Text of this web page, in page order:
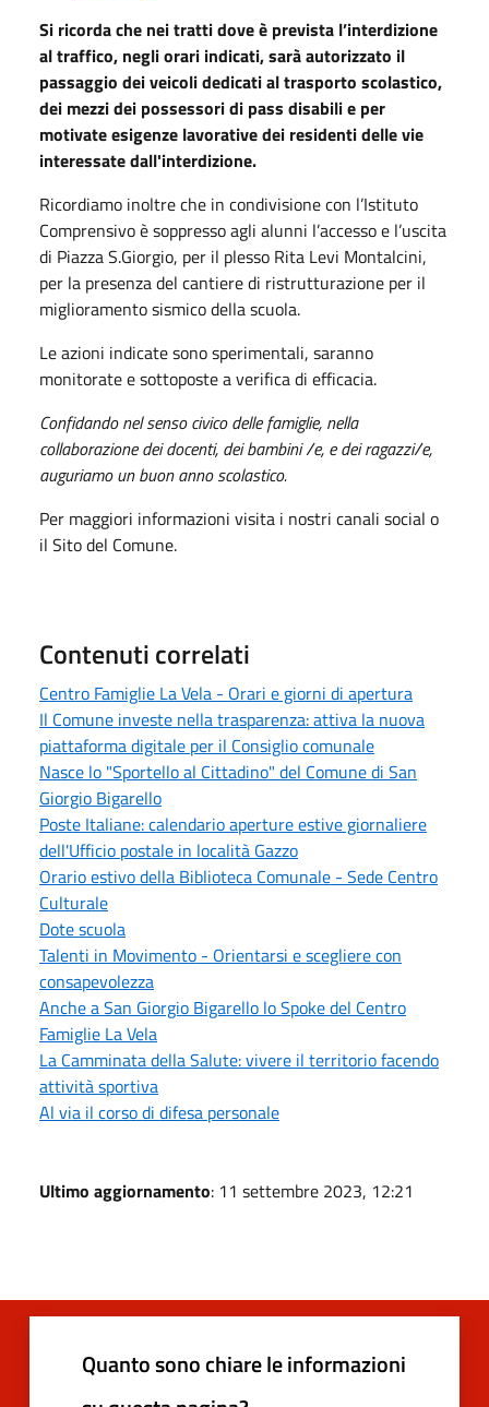
Si ricorda che nei tratti dove è prevista l’interdizione
al traffico, negli orari indicati, sarà autorizzato il
passaggio dei veicoli dedicati al trasporto scolastico,
dei mezzi dei possessori di pass disabili e per
motivate esigenze lavorative dei residenti delle vie
interessate dall'interdizione.
Ricordiamo inoltre che in condivisione con l’Istituto
Comprensivo è soppresso agli alunni l’accesso e l’uscita
di Piazza S.Giorgio, per il plesso Rita Levi Montalcini,
per la presenza del cantiere di ristrutturazione per il
miglioramento sismico della scuola.
Le azioni indicate sono sperimentali, saranno
monitorate e sottoposte a verifica di efficacia.
Confidando nel senso civico delle famiglie, nella
collaborazione dei docenti, dei bambini /e, e dei ragazzi/e,
auguriamo un buon anno scolastico.
Per maggiori informazioni visita i nostri canali social o
il Sito del Comune.
Contenuti correlati
Centro Famiglie La Vela - Orari e giorni di apertura
Il Comune investe nella trasparenza: attiva la nuova
piattaforma digitale per il Consiglio comunale
Nasce lo "Sportello al Cittadino" del Comune di San
Giorgio Bigarello
Poste Italiane: calendario aperture estive giornaliere
dell'Ufficio postale in località Gazzo
Orario estivo della Biblioteca Comunale - Sede Centro
Culturale
Dote scuola
Talenti in Movimento - Orientarsi e scegliere con
consapevolezza
Anche a San Giorgio Bigarello lo Spoke del Centro
Famiglie La Vela
La Camminata della Salute: vivere il territorio facendo
attività sportiva
Al via il corso di difesa personale
Ultimo aggiornamento: 11 settembre 2023, 12:21
Quanto sono chiare le informazioni